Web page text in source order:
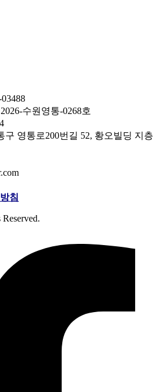
수원영통-0268호
구 영통로200번길 52, 황오빌딩 지층
침